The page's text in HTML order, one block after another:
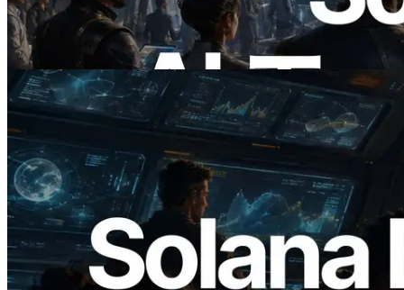
にその場で支払う時代の幕開け
この記事を読む
2026.05.24